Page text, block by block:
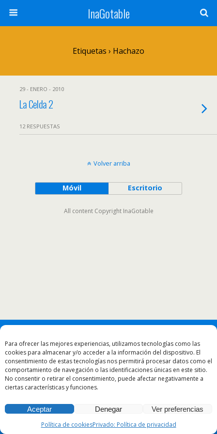
Para ofrecer las mejores experiencias, utilizamos tecnologías como las
cookies para almacenar y/o acceder a la información del dispositivo. El
consentimiento de estas tecnologías nos permitirá procesar datos como el
comportamiento de navegación o las identificaciones únicas en este sitio.
No consentir o retirar el consentimiento, puede afectar negativamente a
ciertas características y funciones.
Aceptar Denegar
Ver preferencias
Política de cookiesPrivado: Política de privacidad
InaGotable
Etiquetas › Hachazo
29 - ENERO - 2010
La Celda 2
12 RESPUESTAS
Volver arriba
Móvil Escritorio
All content Copyright InaGotable